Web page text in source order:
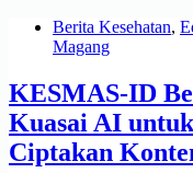
Berita Kesehatan,
Magang
KESMAS-ID
Kuasai AI
Ciptakan